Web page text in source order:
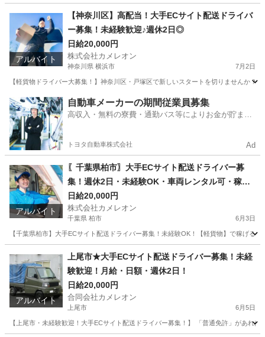
ドライバー 積み込み
アルバイト
【神奈川区】高配当！大手ECサイト配送ドライバ
ー募集！未経験歓迎♪週休2日◎
日給20,000円
株式会社カメレオン
神奈川県 横浜市 7月2日
【軽貨物ドライバー大募集！】神奈川区・戸塚区で新しいスタートを切りませんか
神奈川 横浜市 ドライバー 荷物
自動車メーカーの期間従業員募集
高収入・無料の寮費・通勤バス等によりお金が貯まり
トヨタ自動車株式会社 Ad
アルバイト
〖千葉県柏市〗大手ECサイト配送ドライバー募
集！週休2日・未経験OK・車両レンタル可・稼げ
る！
日給20,000円
株式会社カメレオン
千葉県 柏市 6月3日
【千葉県柏市】大手ECサイト配送ドライバー募集！未経験OK！【軽貨物】で稼げ
ドライバー 積み込み
アルバイト
上尾市★大手ECサイト配送ドライバー募集！未経
験歓迎！月給・日額・週休2日！
日給20,000円
合同会社カメレオン
上尾市 6月5日
【上尾市・未経験歓迎！大手ECサイト配送ドライバー募集！】 「普通免許」があれ